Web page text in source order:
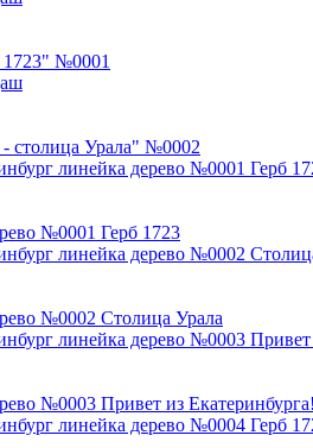
1723" №0001
столица Урала" №0002
№0001 Герб 1723
№0002 Столица Урала
№0003 Привет из